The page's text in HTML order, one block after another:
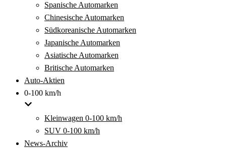
Spanische Automarken
Chinesische Automarken
Südkoreanische Automarken
Japanische Automarken
Asiatische Automarken
Britische Automarken
Auto-Aktien
0-100 km/h
Kleinwagen 0-100 km/h
SUV 0-100 km/h
News-Archiv